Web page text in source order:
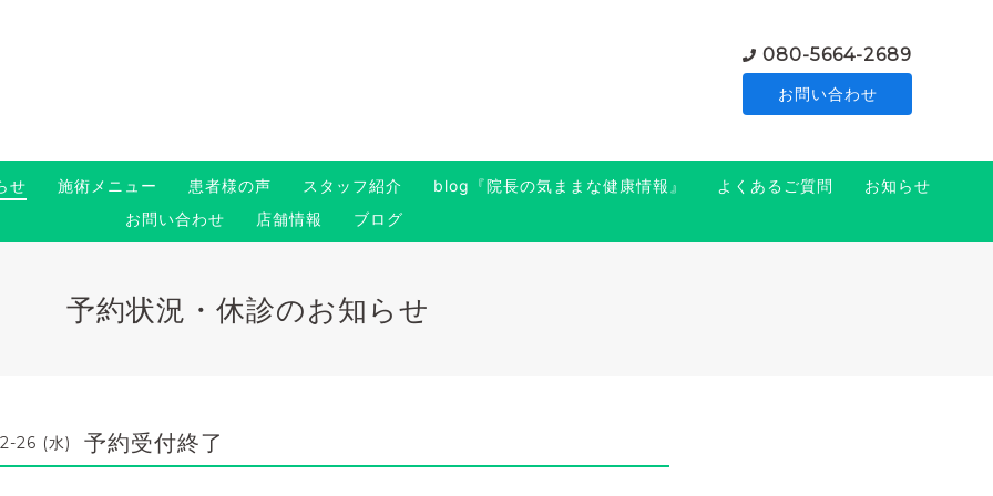
080-5664-2689
お問い合わせ
せ 施術メニュー 患者様の声 スタッフ紹介 blog『院長の気ままな健康情報』 よくあるご質問
お知らせ
お問い合わせ
店舗情報 ブログ
予約状況・休診のお知らせ
26 (水) 予約受付終了